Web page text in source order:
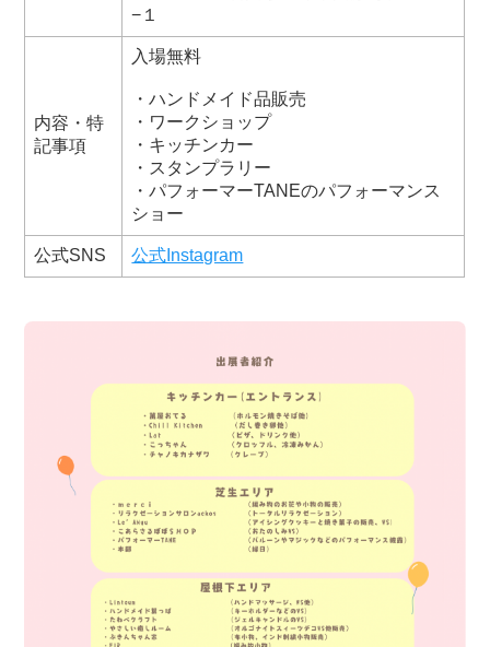
−１
内容・特
記事項
入場無料
・ハンドメイド品販売
・ワークショップ
・キッチンカー
・スタンプラリー
・パフォーマーTANEのパフォーマンス
ショー
公式SNS 公式Instagram